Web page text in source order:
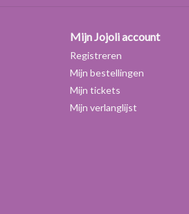
Mijn Jojoli account
Registreren
Mijn bestellingen
Mijn tickets
Mijn verlanglijst